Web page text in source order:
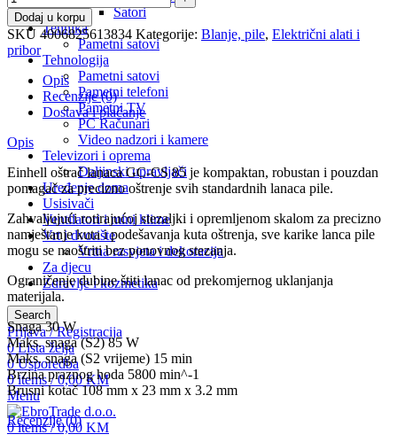
Šatori
Tehnika
Pametni satovi
Tehnologija
Pametni satovi
Pametni telefoni
Pametni TV
PC Računari
Video nadzori i kamere
Televizori i oprema
Daljinski upravljači
Uređenje doma
Usisivači
Ventilatori i mini klime
Vrt i dvorište
Vrtna rasvjeta i dekoracija
Za djecu
Zdravlje i kozmetika
Search
Prijava / Registracija
0Lista želja
0 Usporedba
0items / 0,00KM
Menu
0items / 0,00 KM
Dodaj u korpu
SKU 4006825613834 Kategorije: Blanje, pile, Električni alati i
pribor
Opis
Recenzije (0)
Dostava i plaćanje
Opis
Einhell oštrač lanaca GC-CS 85 je kompaktan, robustan i pouzdan
pomagač za precizno oštrenje svih standardnih lanaca pile.
Zahvaljujući rotirajućoj stezaljki i opremljenom skalom za precizno
namještanje kuta i podešavanja kuta oštrenja, sve karike lanca pile
mogu se naoštriti bez ponovnog stezanja.
Ograničenje dubine štiti lanac od prekomjernog uklanjanja
materijala.
Snaga 30 W
Maks. snaga (S2) 85 W
Maks. snaga (S2 vrijeme) 15 min
Brzina praznog hoda 5800 min^-1
Brusni kotač 108 mm x 23 mm x 3.2 mm
Recenzije (0)